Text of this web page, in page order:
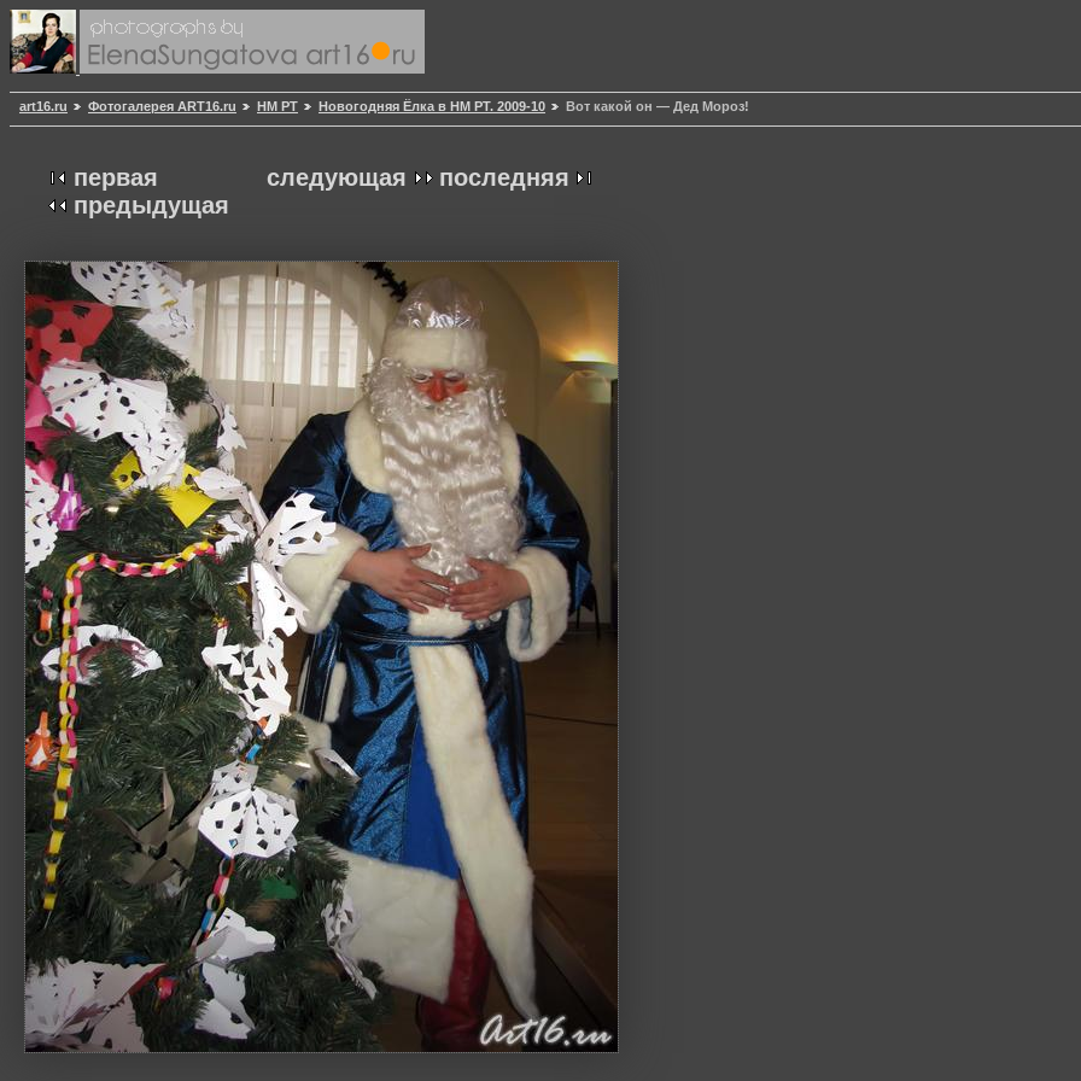
art16.ru Фотогалерея ART16.ru НМ РТ Новогодняя Ёлка в НМ РТ. 2009-10 Вот какой он — Дед Мороз!
следующая последняя
первая
предыдущая